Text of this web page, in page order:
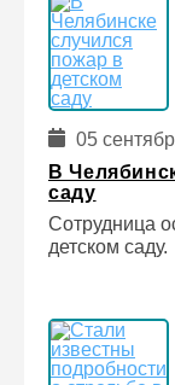
05
В
саду
Сотрудница
детском саду.